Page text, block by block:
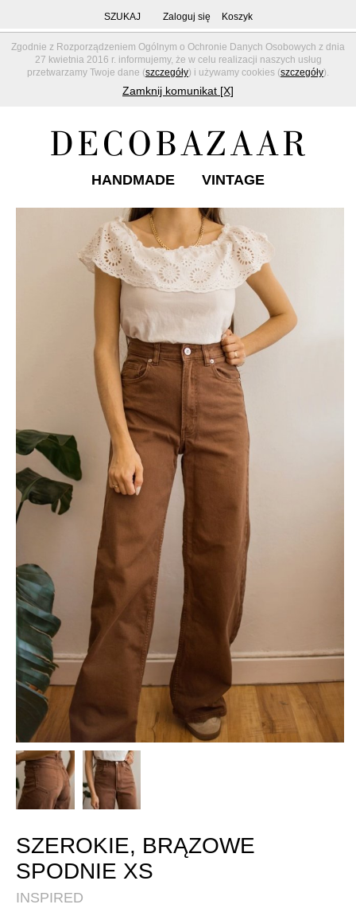
Zgodnie z Rozporządzeniem Ogólnym o Ochronie Danych Osobowych z dnia
27 kwietnia 2016 r. informujemy, że w celu realizacji naszych usług
przetwarzamy Twoje dane (szczegóły) i używamy cookies (szczegóły).
Zamknij komunikat [X]
SZUKAJ Zaloguj się Koszyk
HANDMADE VINTAGE
SZEROKIE, BRĄZOWE
SPODNIE XS
INSPIRED